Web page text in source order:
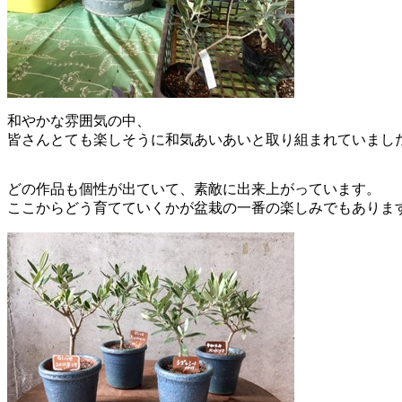
和やかな雰囲気の中、
皆さんとても楽しそうに和気あいあいと取り組まれていまし
どの作品も個性が出ていて、素敵に出来上がっています。
ここからどう育てていくかが盆栽の一番の楽しみでもありま